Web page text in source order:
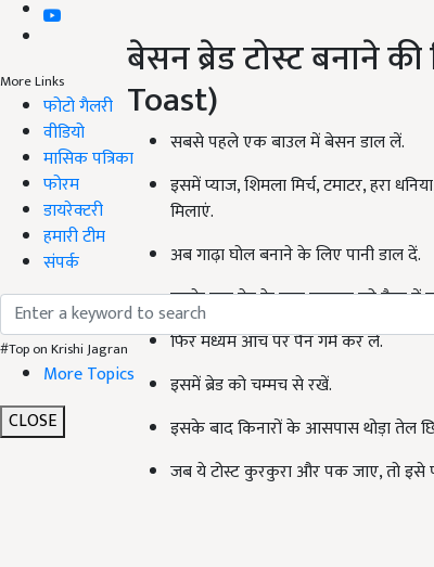
More Links
फोटो गैलरी
वीडियो
मासिक पत्रिका
फोरम
डायरेक्टरी
हमारी टीम
संपर्क
#Top on Krishi Jagran
More Topics
CLOSE
बेसन ब्रेड टोस्ट बनाने
Toast)
सबसे पहले एक बाउल में बेसन डाल लें.
इसमें प्याज, शिमला मिर्च, टमाटर, हरा
मिलाएं.
अब गाढ़ा घोल बनाने के लिए पानी डाल दें.
इसके बाद ब्रेड के कुछ स्लाइस को बैटर में
फिर मध्यम आंच पर पैन गर्म कर लें.
इसमें ब्रेड को चम्मच से रखें.
इसके बाद किनारों के आसपास थोड़ा तेल
जब ये टोस्ट कुरकुरा और पक जाए, तो इसे